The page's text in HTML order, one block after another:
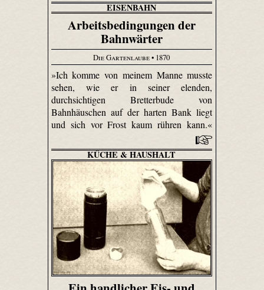
EISENBAHN
Arbeitsbedingungen der
Bahnwärter
Die Gartenlaube• 1870
»Ich komme von meinem Manne musste
sehen, wie er in seiner elenden,
durchsichtigen Bretterbude von
Bahnhäuschen auf der harten Bank liegt
und sich vor Frost kaum rühren kann.«
KÜCHE & HAUSHALT